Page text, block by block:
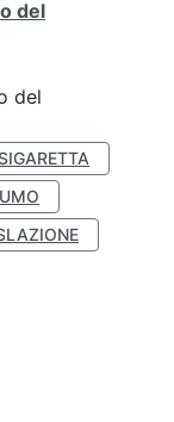
del
del